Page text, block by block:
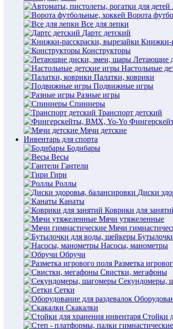
Ворота
Все для лепки
Дартс детский
Книжки-
Конструкторы
Летающие
Настольные
Палатки, коврики
Подвижные игры
Разные игры
Спиннеры
Транспорт детский
Мячи детские
Инвентарь для спорта
Бодибары
Весы
Гантели
Гири
Роллы
Диски
Канаты
Коврики для
Мячи утяжеленные
Мячи
Насосы, манометры
Обручи
Разметка
Свистки, мегафоны
Секундомеры,
Сетки
Скакалки
Стойки